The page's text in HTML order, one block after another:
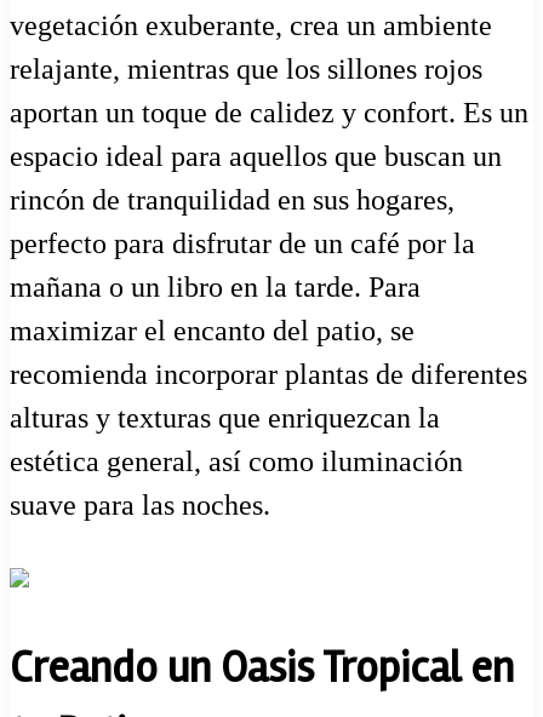
vegetación exuberante, crea un ambiente
relajante, mientras que los sillones rojos
aportan un toque de calidez y confort. Es un
espacio ideal para aquellos que buscan un
rincón de tranquilidad en sus hogares,
perfecto para disfrutar de un café por la
mañana o un libro en la tarde. Para
maximizar el encanto del patio, se
recomienda incorporar plantas de diferentes
alturas y texturas que enriquezcan la
estética general, así como iluminación
suave para las noches.
Creando un Oasis Tropical en